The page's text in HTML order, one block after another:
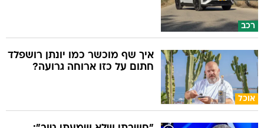
רכב
אוכל
איך שף מוכשר כמו יונתן רושפלד
חתום על כזו ארוחה גרועה?